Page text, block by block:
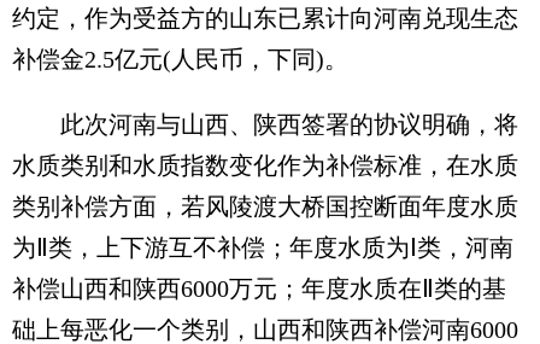
约定，作为受益方的山东已累计向河南兑现生态
补偿金2.5亿元(人民币，下同)。
此次河南与山西、陕西签署的协议明确，将
水质类别和水质指数变化作为补偿标准，在水质
类别补偿方面，若风陵渡大桥国控断面年度水质
为Ⅱ类，上下游互不补偿；年度水质为Ⅰ类，河南
补偿山西和陕西6000万元；年度水质在Ⅱ类的基
础上每恶化一个类别，山西和陕西补偿河南6000